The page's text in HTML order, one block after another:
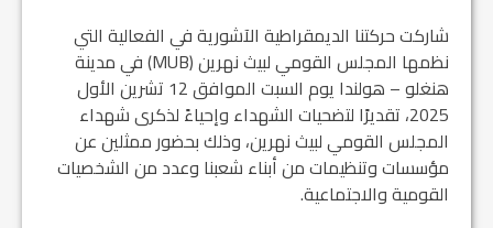
شاركت حركتنا الديمقراطية الآشورية في الفعالية التي
نظمها المجلس القومي لبيث نهرين (MUB) في مدينة
هنغلو – هولندا يوم السبت الموافق 12 تشرين الأول
2025، تقديرًا لتضحيات الشهداء وإحياءً لذكرى شهداء
المجلس القومي لبيث نهرين، وذلك بحضور ممثلين عن
مؤسسات وتنظيمات من أبناء شعبنا وعدد من الشخصيات
القومية والاجتماعية.